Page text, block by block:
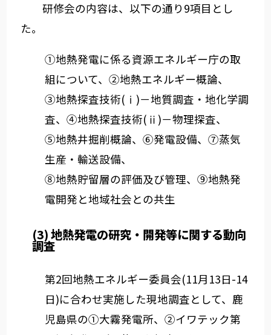
研修会の内容は、以下の通り9項目とし
た。
①地熱発電に係る資源エネルギー庁の取
組について、②地熱エネルギー概論、
③地熱探査技術(ⅰ)－地質調査・地化学調
査、④地熱探査技術(ⅱ)－物理探査、
⑤地熱井掘削概論、⑥発電設備、⑦蒸気
生産・輸送設備、
⑧地熱貯留層の評価及び管理、⑨地熱発
電開発と地域社会との共生
(3) 地熱発電の研究・開発等に関する動向
調査
第2回地熱エネルギー委員会(11月13日-14
日)に合わせ実施した現地調査として、鹿
児島県の①大霧発電所、②イワテック第